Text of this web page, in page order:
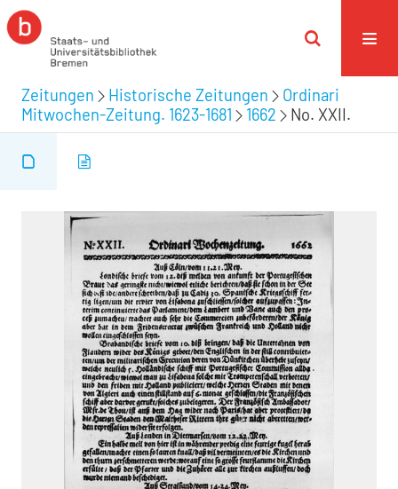
Zeitungen Historische Zeitungen
Ordinari
Mitwochen-Zeitung. 1623-1681
1662 No. XXII.